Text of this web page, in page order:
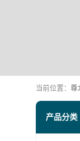
当前位置： 尊
产品分类